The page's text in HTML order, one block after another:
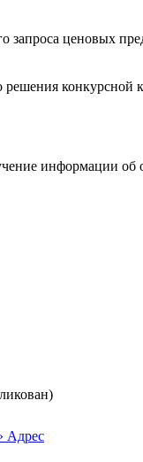
запроса ценовых
информации
Адрес